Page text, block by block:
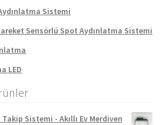
Sistemi
Sensörlü Spot Aydınlatma Sistemi
LED
Sistemi - Akıllı Ev Merdiven